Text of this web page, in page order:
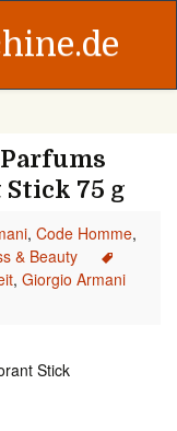
Stick 75 g
, Code Homme,
& Beauty
, Giorgio Armani
Stick